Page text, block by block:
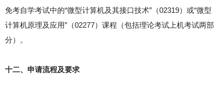
免考自学考试中的“微型计算机及其接口技术”（02319）或“微型
计算机原理及应用”（02277）课程（包括理论考试上机考试两部
分）。
十二、申请流程及要求